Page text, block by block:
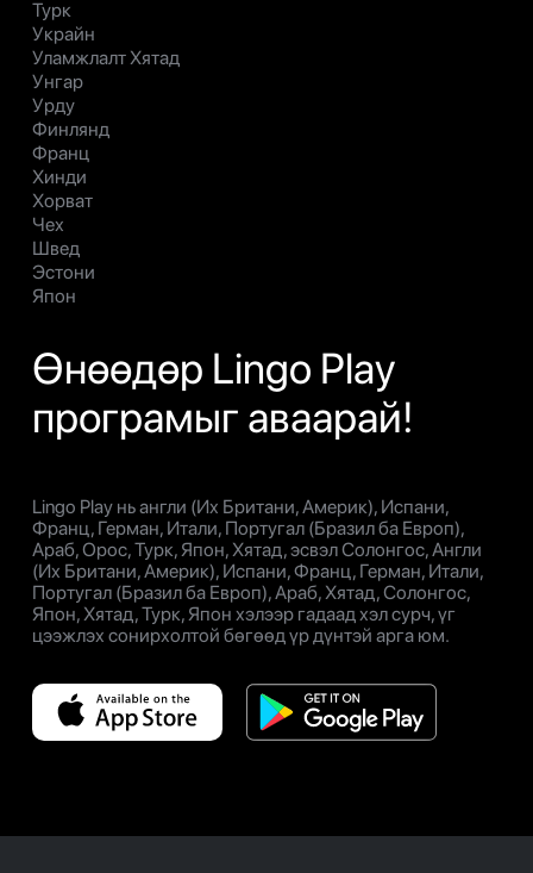
Турк
Украйн
Уламжлалт Хятад
Унгар
Урду
Финлянд
Франц
Хинди
Хорват
Чех
Швед
Эстони
Япон
Өнөөдөр Lingo Play
програмыг аваарай!
Lingo Play нь англи (Их Британи, Америк), Испани,
Франц, Герман, Итали, Португал (Бразил ба Европ),
Араб, Орос, Турк, Япон, Хятад, эсвэл Солонгос, Англи
(Их Британи, Америк), Испани, Франц, Герман, Итали,
Португал (Бразил ба Европ), Араб, Хятад, Солонгос,
Япон, Хятад, Турк, Япон хэлээр гадаад хэл сурч, үг
цээжлэх сонирхолтой бөгөөд үр дүнтэй арга юм.